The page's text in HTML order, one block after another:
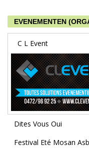
EVENEMENTEN
C L Event
Dites Vous Oui
Festival Eté Mosan